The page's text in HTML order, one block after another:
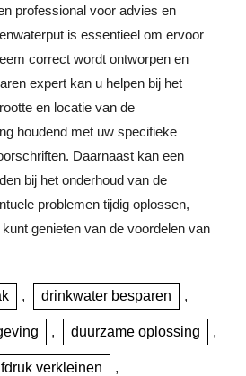
professional voor advies en
is essentieel om ervoor
correct wordt ontworpen en
expert kan u helpen bij het
en locatie van de
houdend met uw specifieke
Daarnaast kan een
bij het onderhoud van de
problemen tijdig oplossen,
genieten van de voordelen van
, drinkwater besparen ,
, duurzame oplossing ,
verkleinen ,